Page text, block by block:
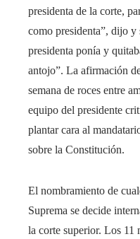
presidenta de la corte,
como presidenta”, dijo y
presidenta ponía y
antojo”. La afirmación
semana de roces entre
equipo del presidente
plantar cara al
sobre la Constitución.
El nombramiento de
Suprema se decide
la corte superior. Los 11